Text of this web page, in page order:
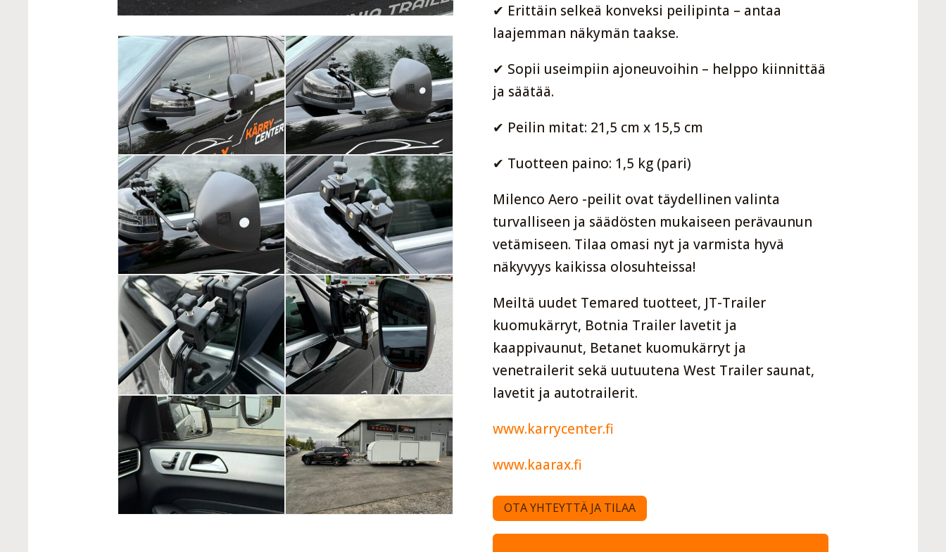
✔ Erittäin selkeä konveksi peilipinta – antaa
laajemman näkymän taakse.
✔ Sopii useimpiin ajoneuvoihin – helppo kiinnittää
ja säätää.
✔ Peilin mitat: 21,5 cm x 15,5 cm
✔ Tuotteen paino: 1,5 kg (pari)
Milenco Aero -peilit ovat täydellinen valinta
turvalliseen ja säädösten mukaiseen perävaunun
vetämiseen. Tilaa omasi nyt ja varmista hyvä
näkyvyys kaikissa olosuhteissa!
Meiltä uudet Temared tuotteet, JT-Trailer
kuomukärryt, Botnia Trailer lavetit ja
kaappivaunut, Betanet kuomukärryt ja
venetrailerit sekä uutuutena West Trailer saunat,
lavetit ja autotrailerit.
www.karrycenter.fi
www.kaarax.fi
OTA YHTEYTTÄ JA TILAA